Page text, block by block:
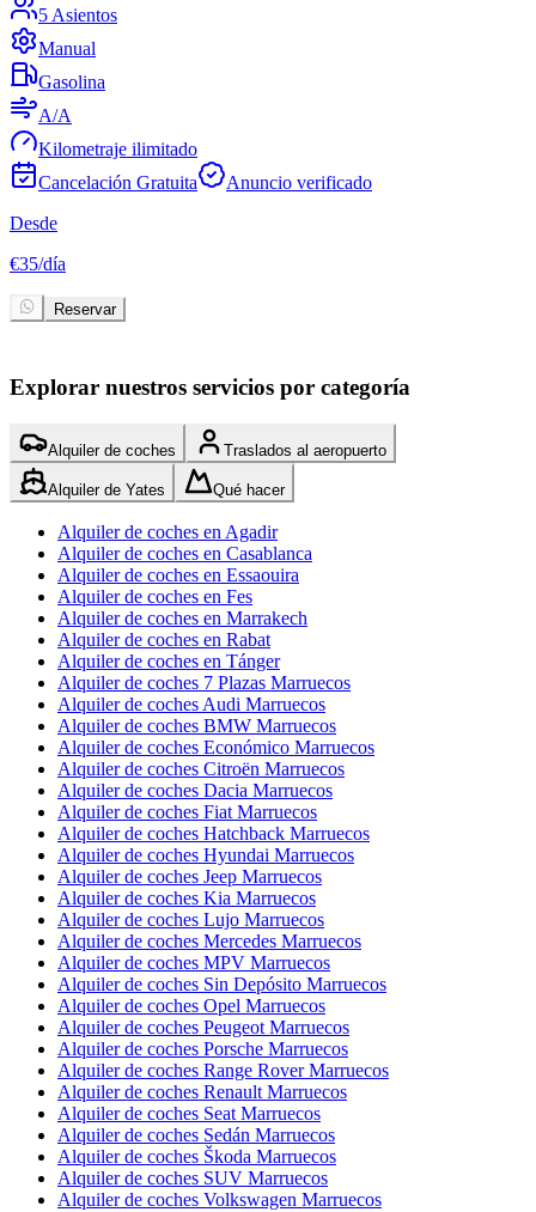
5 Asientos
Manual
Gasolina
A/A
Kilometraje ilimitado
Cancelación Gratuita
Anuncio verificado
Desde
€35/día
Reservar
Explorar nuestros servicios por categoría
Alquiler de coches Traslados al aeropuerto
Alquiler de Yates Qué hacer
Alquiler de coches en Agadir
Alquiler de coches en Casablanca
Alquiler de coches en Essaouira
Alquiler de coches en Fes
Alquiler de coches en Marrakech
Alquiler de coches en Rabat
Alquiler de coches en Tánger
Alquiler de coches 7 Plazas Marruecos
Alquiler de coches Audi Marruecos
Alquiler de coches BMW Marruecos
Alquiler de coches Económico Marruecos
Alquiler de coches Citroën Marruecos
Alquiler de coches Dacia Marruecos
Alquiler de coches Fiat Marruecos
Alquiler de coches Hatchback Marruecos
Alquiler de coches Hyundai Marruecos
Alquiler de coches Jeep Marruecos
Alquiler de coches Kia Marruecos
Alquiler de coches Lujo Marruecos
Alquiler de coches Mercedes Marruecos
Alquiler de coches MPV Marruecos
Alquiler de coches Sin Depósito Marruecos
Alquiler de coches Opel Marruecos
Alquiler de coches Peugeot Marruecos
Alquiler de coches Porsche Marruecos
Alquiler de coches Range Rover Marruecos
Alquiler de coches Renault Marruecos
Alquiler de coches Seat Marruecos
Alquiler de coches Sedán Marruecos
Alquiler de coches Škoda Marruecos
Alquiler de coches SUV Marruecos
Alquiler de coches Volkswagen Marruecos